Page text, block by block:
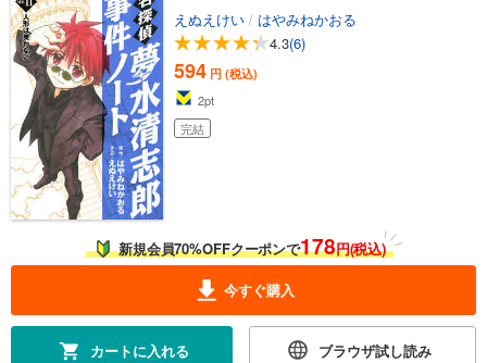
えぬえけい / はやみねかおる
4.3(6)
594 円 (税込)
2pt
完結
新規会員70%OFFクーポンで178円(税込)
今すぐ購入
カートに入れる ブラウザ試し読み
594円 (税込)
完結
あらすじを表示する
名探偵夢水清志郎事件ノート（６）
594円 (税込)
完結
あらすじを表示する
名探偵夢水清志郎事件ノート（７）
円 (税込)
カート